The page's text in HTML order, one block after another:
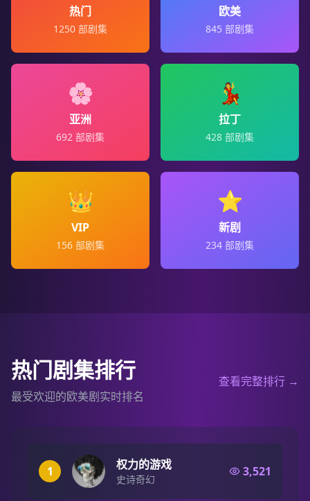
热门
1250 部剧集
欧美
845 部剧集
🌸
亚洲
692 部剧集
💃
拉丁
428 部剧集
👑
VIP
156 部剧集
⭐
新剧
234 部剧集
热门剧集排行
最受欢迎的欧美剧实时排名
查看完整排行 →
1 权力的游戏
史诗奇幻
3,521